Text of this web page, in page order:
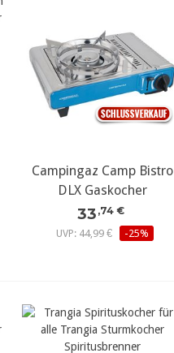
Campingaz Camp Bistro
DLX Gaskocher
33 ,74 €
UVP: 44,99 €
-25%